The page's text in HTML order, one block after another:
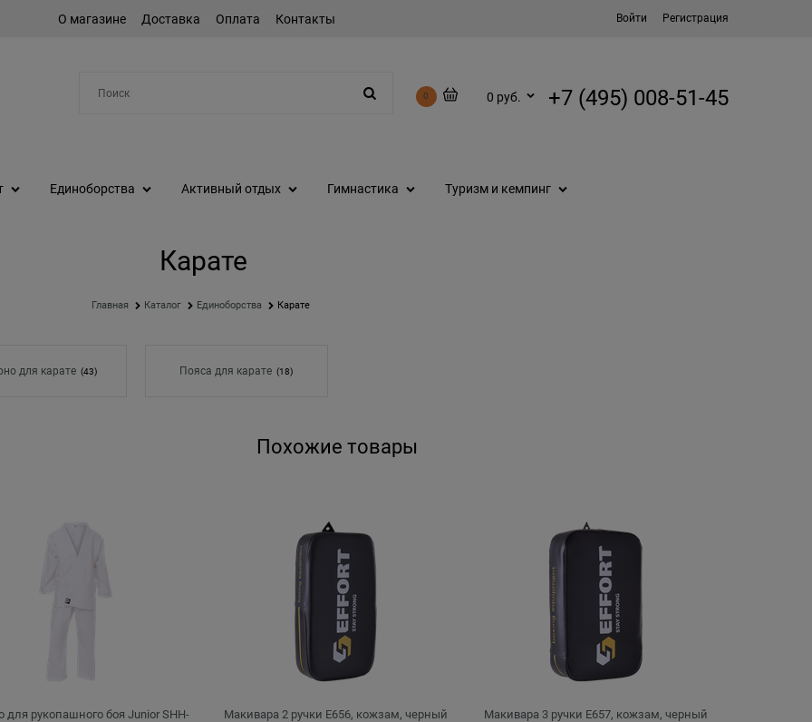
О магазине Доставка Оплата Контакты Войти Регистрация
0 0 руб. +7 (495) 008-51-45
Единоборства Активный отдых Гимнастика Туризм и кемпинг
Карате
Главная Каталог Единоборства Карате
для карате (43) Пояса для карате (18)
Похожие товары
для рукопашного боя Junior SHH-
Макивара 2 ручки E656, кожзам, черный Макивара 3 ручки E657, кожзам, черный